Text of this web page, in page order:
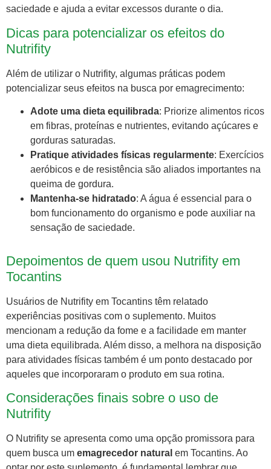
saciedade e ajuda a evitar excessos durante o dia.
Dicas para potencializar os efeitos do
Nutrifity
Além de utilizar o Nutrifity, algumas práticas podem
potencializar seus efeitos na busca por emagrecimento:
Adote uma dieta equilibrada: Priorize alimentos ricos
em fibras, proteínas e nutrientes, evitando açúcares e
gorduras saturadas.
Pratique atividades físicas regularmente: Exercícios
aeróbicos e de resistência são aliados importantes na
queima de gordura.
Mantenha-se hidratado: A água é essencial para o
bom funcionamento do organismo e pode auxiliar na
sensação de saciedade.
Depoimentos de quem usou Nutrifity em
Tocantins
Usuários de Nutrifity em Tocantins têm relatado
experiências positivas com o suplemento. Muitos
mencionam a redução da fome e a facilidade em manter
uma dieta equilibrada. Além disso, a melhora na disposição
para atividades físicas também é um ponto destacado por
aqueles que incorporaram o produto em sua rotina.
Considerações finais sobre o uso de
Nutrifity
O Nutrifity se apresenta como uma opção promissora para
quem busca um emagrecedor natural em Tocantins. Ao